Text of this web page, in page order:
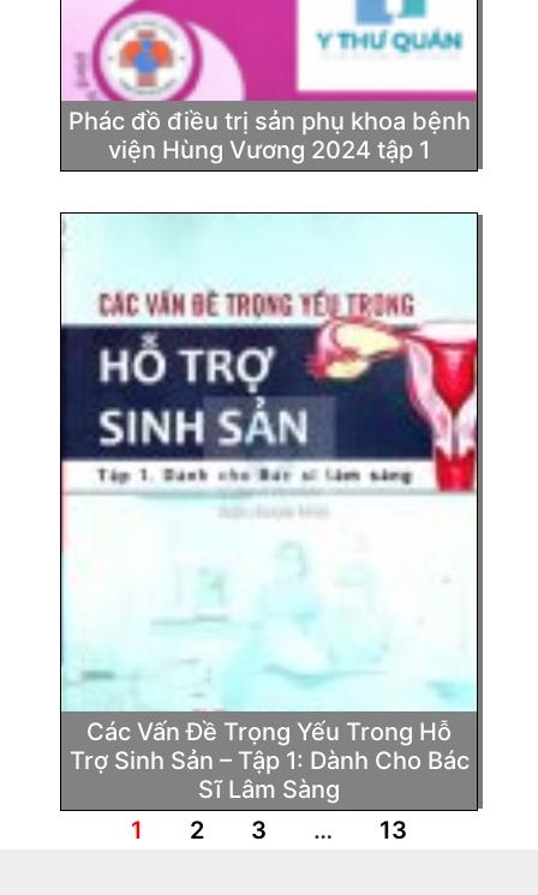
Phác đồ điều trị sản phụ khoa bệnh
viện Hùng Vương 2024 tập 1
Các Vấn Đề Trọng Yếu Trong Hỗ
Trợ Sinh Sản – Tập 1: Dành Cho Bác
Sĩ Lâm Sàng
1
2 3 … 13